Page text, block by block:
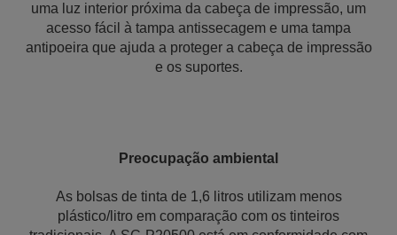
uma luz interior próxima da cabeça de impressão, um
acesso fácil à tampa antissecagem e uma tampa
antipoeira que ajuda a proteger a cabeça de impressão
e os suportes.
Preocupação ambiental
As bolsas de tinta de 1,6 litros utilizam menos
plástico/litro em comparação com os tinteiros